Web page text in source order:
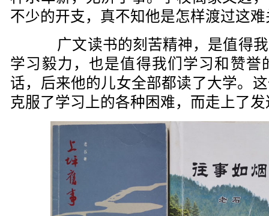
不少的开支，真不知他是怎样渡过这
广文读书的刻苦精神，是值得我
学习毅力，也是值得我们学习和赞誉
话，后来他的儿女全部都读了大学。
克服了学习上的各种困难，而走上了